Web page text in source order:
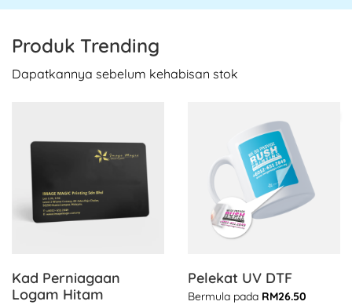
Produk Trending
Dapatkannya sebelum kehabisan stok
Kad Perniagaan
Logam Hitam
Pelekat UV DTF
Bermula pada RM26.50